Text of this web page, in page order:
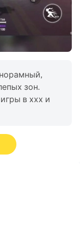
зон.
в ххх и